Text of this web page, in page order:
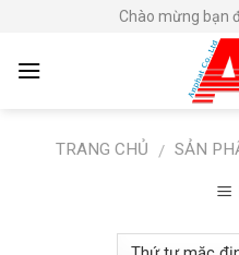
content
Chào mừng bạn
TRANG CHỦ / SẢN